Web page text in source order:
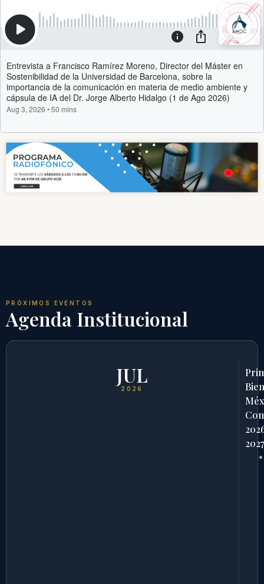
PRÓXIMOS EVENTOS
Agenda Institucional
JUL
2026
2027